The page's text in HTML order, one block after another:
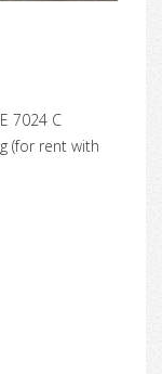
7024 C
(for rent with